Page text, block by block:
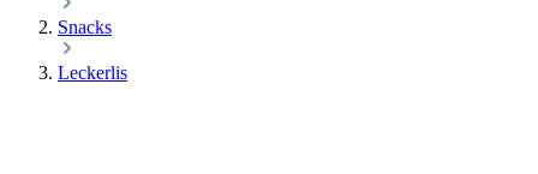
Snacks
Leckerlis